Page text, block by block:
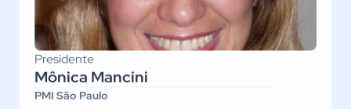
Presidente
Mônica Mancini
PMI São Paulo